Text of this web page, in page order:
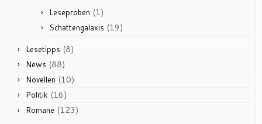
Leseproben (1)
Schattengalaxis (19)
Lesetipps (8)
News (88)
Novellen (10)
Politik (16)
Romane (123)